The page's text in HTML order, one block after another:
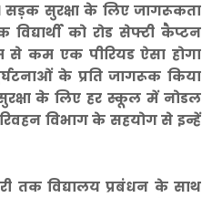
सड़क सुरक्षा के लिए जागरूकता
को रोड सेफ्टी कैप्टन
से कम एक पीरियड ऐसा होगा
के प्रति जागरूक किया
के लिए हर स्कूल में नोडल
विभाग के सहयोग से इन्हें
तक विद्यालय प्रबंधन के साथ